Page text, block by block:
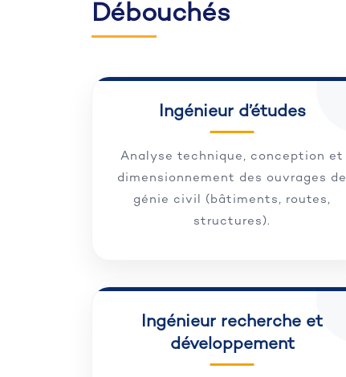
Débouchés
Ingénieur d’études
Analyse technique, conception et
dimensionnement des ouvrages de
génie civil (bâtiments, routes,
structures).
Ingénieur recherche et
développement